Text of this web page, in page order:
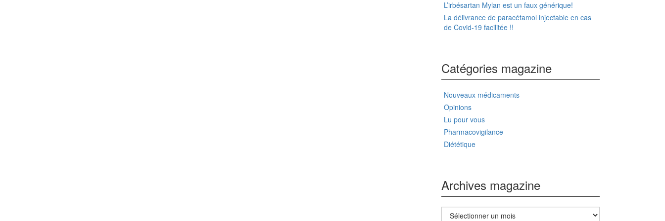
L’irbésartan Mylan est un faux générique!
La délivrance de paracétamol injectable en cas
de Covid-19 facilitée !!
Catégories magazine
Nouveaux médicaments
Opinions
Lu pour vous
Pharmacovigilance
Diététique
Archives magazine
Archives